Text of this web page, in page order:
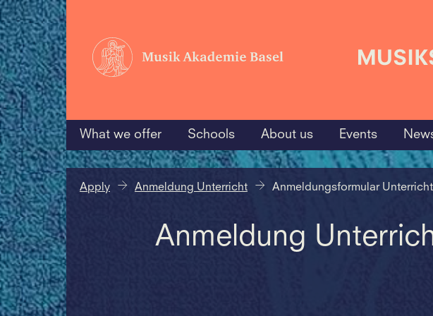
What we offer Schools About us Events
Apply Anmeldung Unterricht Anmeldungsformular Unterricht
Anmeldung